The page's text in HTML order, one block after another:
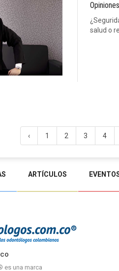
Opiniones
salud o
‹ 1 2 3 4
ARTÍCULOS
es una marca